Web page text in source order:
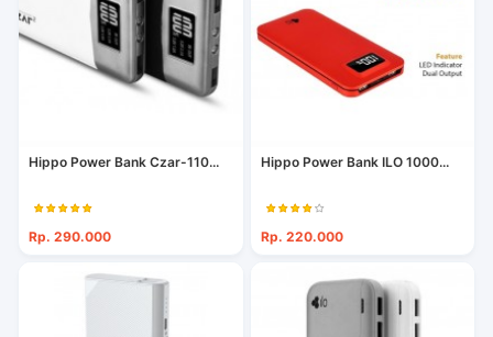
Hippo Power Bank Czar-110...
Rp. 290.000
Hippo Power Bank ILO 1000...
Rp. 220.000